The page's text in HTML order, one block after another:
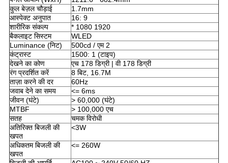
कुल बेज़ल चौड़ाई
1.7mm
आस्पेक्ट अनुपात
16: 9
शारीरिक संकल्प
* 1080 1920
बैकलाइट सिस्टम
WLED
Luminance (निट)
500cd / एम 2
कंट्रास्ट
1500: 1 (टाइप)
देखने का कोण
एच 178 डिग्री | वी 178 डिग्री
रंग प्रदर्शित करें
8 बिट, 16.7M
ताज़ा करने की दर
60Hz
जवाब देने का समय
<= 6ms
जीवन (घंटे)
> 60,000 (घंटे)
MTBF
> 100,000 एच
सतह
चमक विरोधी
अतिरिक्त बिजली की
खपत
<3W
अधिकतम बिजली की
खपत
<= 260W